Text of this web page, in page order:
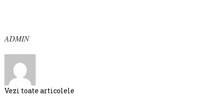
ADMIN
Vezi toate articolele